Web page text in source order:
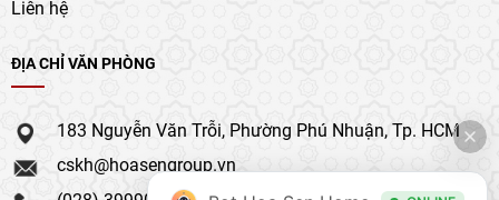
Liên hệ
ĐỊA CHỈ VĂN PHÒNG
183 Nguyễn Văn Trỗi, Phường Phú Nhuận, Tp. HCM
cskh@hoasengroup.vn